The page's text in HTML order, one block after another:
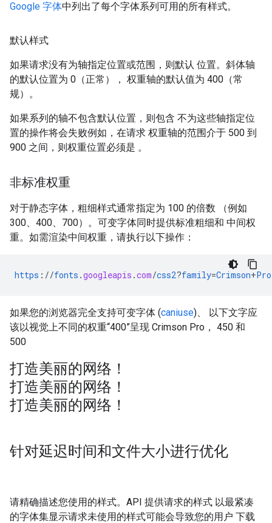
Google 字体中列出了每个字体系列可用的所有样式。
默认样式
如果请求没有为轴指定位置或范围，则默认 位置。斜体轴
的默认位置为 0（正常）， 权重轴的默认值为 400（常
规）。
如果系列的轴不包含默认位置，则包含 不为这些轴指定位
置的操作将会失败例如，在请求 权重轴的范围介于 500 到
900 之间，则权重位置必须是 。
非标准权重
对于静态字体，粗细样式通常指定为 100 的倍数 （例如
300、400、700）。可变字体同时提供标准粗细和 中间权
重。如需渲染中间权重，请执行以下操作：
https ://fonts .googleapis .com/css2?family=Crimson+Pro
如果您的浏览器完全支持可变字体 (caniuse)、 以下文字应
该以视觉上不同的权重“400”呈现 Crimson Pro， 450 和
500
打造美丽的网络！
打造美丽的网络！
打造美丽的网络！
针对延迟时间和文件大小进行优化
请精确描述您使用的样式。API 提供请求的样式 以最紧凑
的字体集显示请求未使用的样式可能会导致您的用户 下载